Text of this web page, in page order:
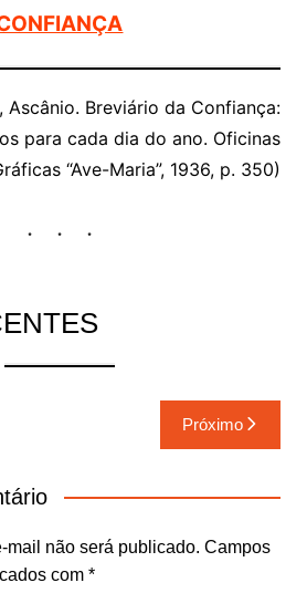
Ascânio. Breviário da Confiança:
para cada dia do ano. Oficinas
“Ave-Maria”, 1936, p. 350)
Próximo
mail não será publicado. Campos
com *